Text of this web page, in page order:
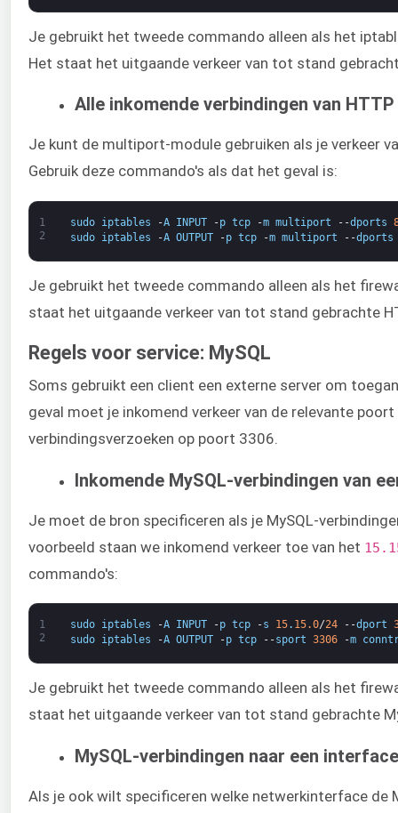
Je gebruikt het tweede commando alleen als het
Het staat het uitgaande verkeer van tot stand
Alle inkomende verbindingen van
Je kunt de multiport-module gebruiken als je verkeer
Gebruik deze commando's als dat het geval is:
1
2
sudo iptables -A INPUT -p tcp -m multiport --dports
sudo
iptables -A OUTPUT -p tcp -m multiport --dports
Je gebruikt het tweede commando alleen als het
staat het uitgaande verkeer van tot stand gebrachte
Regels voor service: MySQL
Soms gebruikt een client een externe server om
geval moet je inkomend verkeer van de relevante
verbindingsverzoeken op poort 3306.
Inkomende MySQL-verbindingen van
Je moet de bron specificeren als je MySQL-
voorbeeld staan we inkomend verkeer toe van het
commando's:
1
2
sudo iptables -A INPUT -p tcp -s 15. 15.0/24 --dport
sudo
iptables -A OUTPUT -p tcp --sport 3306 -m
Je gebruikt het tweede commando alleen als het
staat het uitgaande verkeer van tot stand gebrachte
MySQL-verbindingen naar een
Als je ook wilt specificeren welke netwerkinterface de